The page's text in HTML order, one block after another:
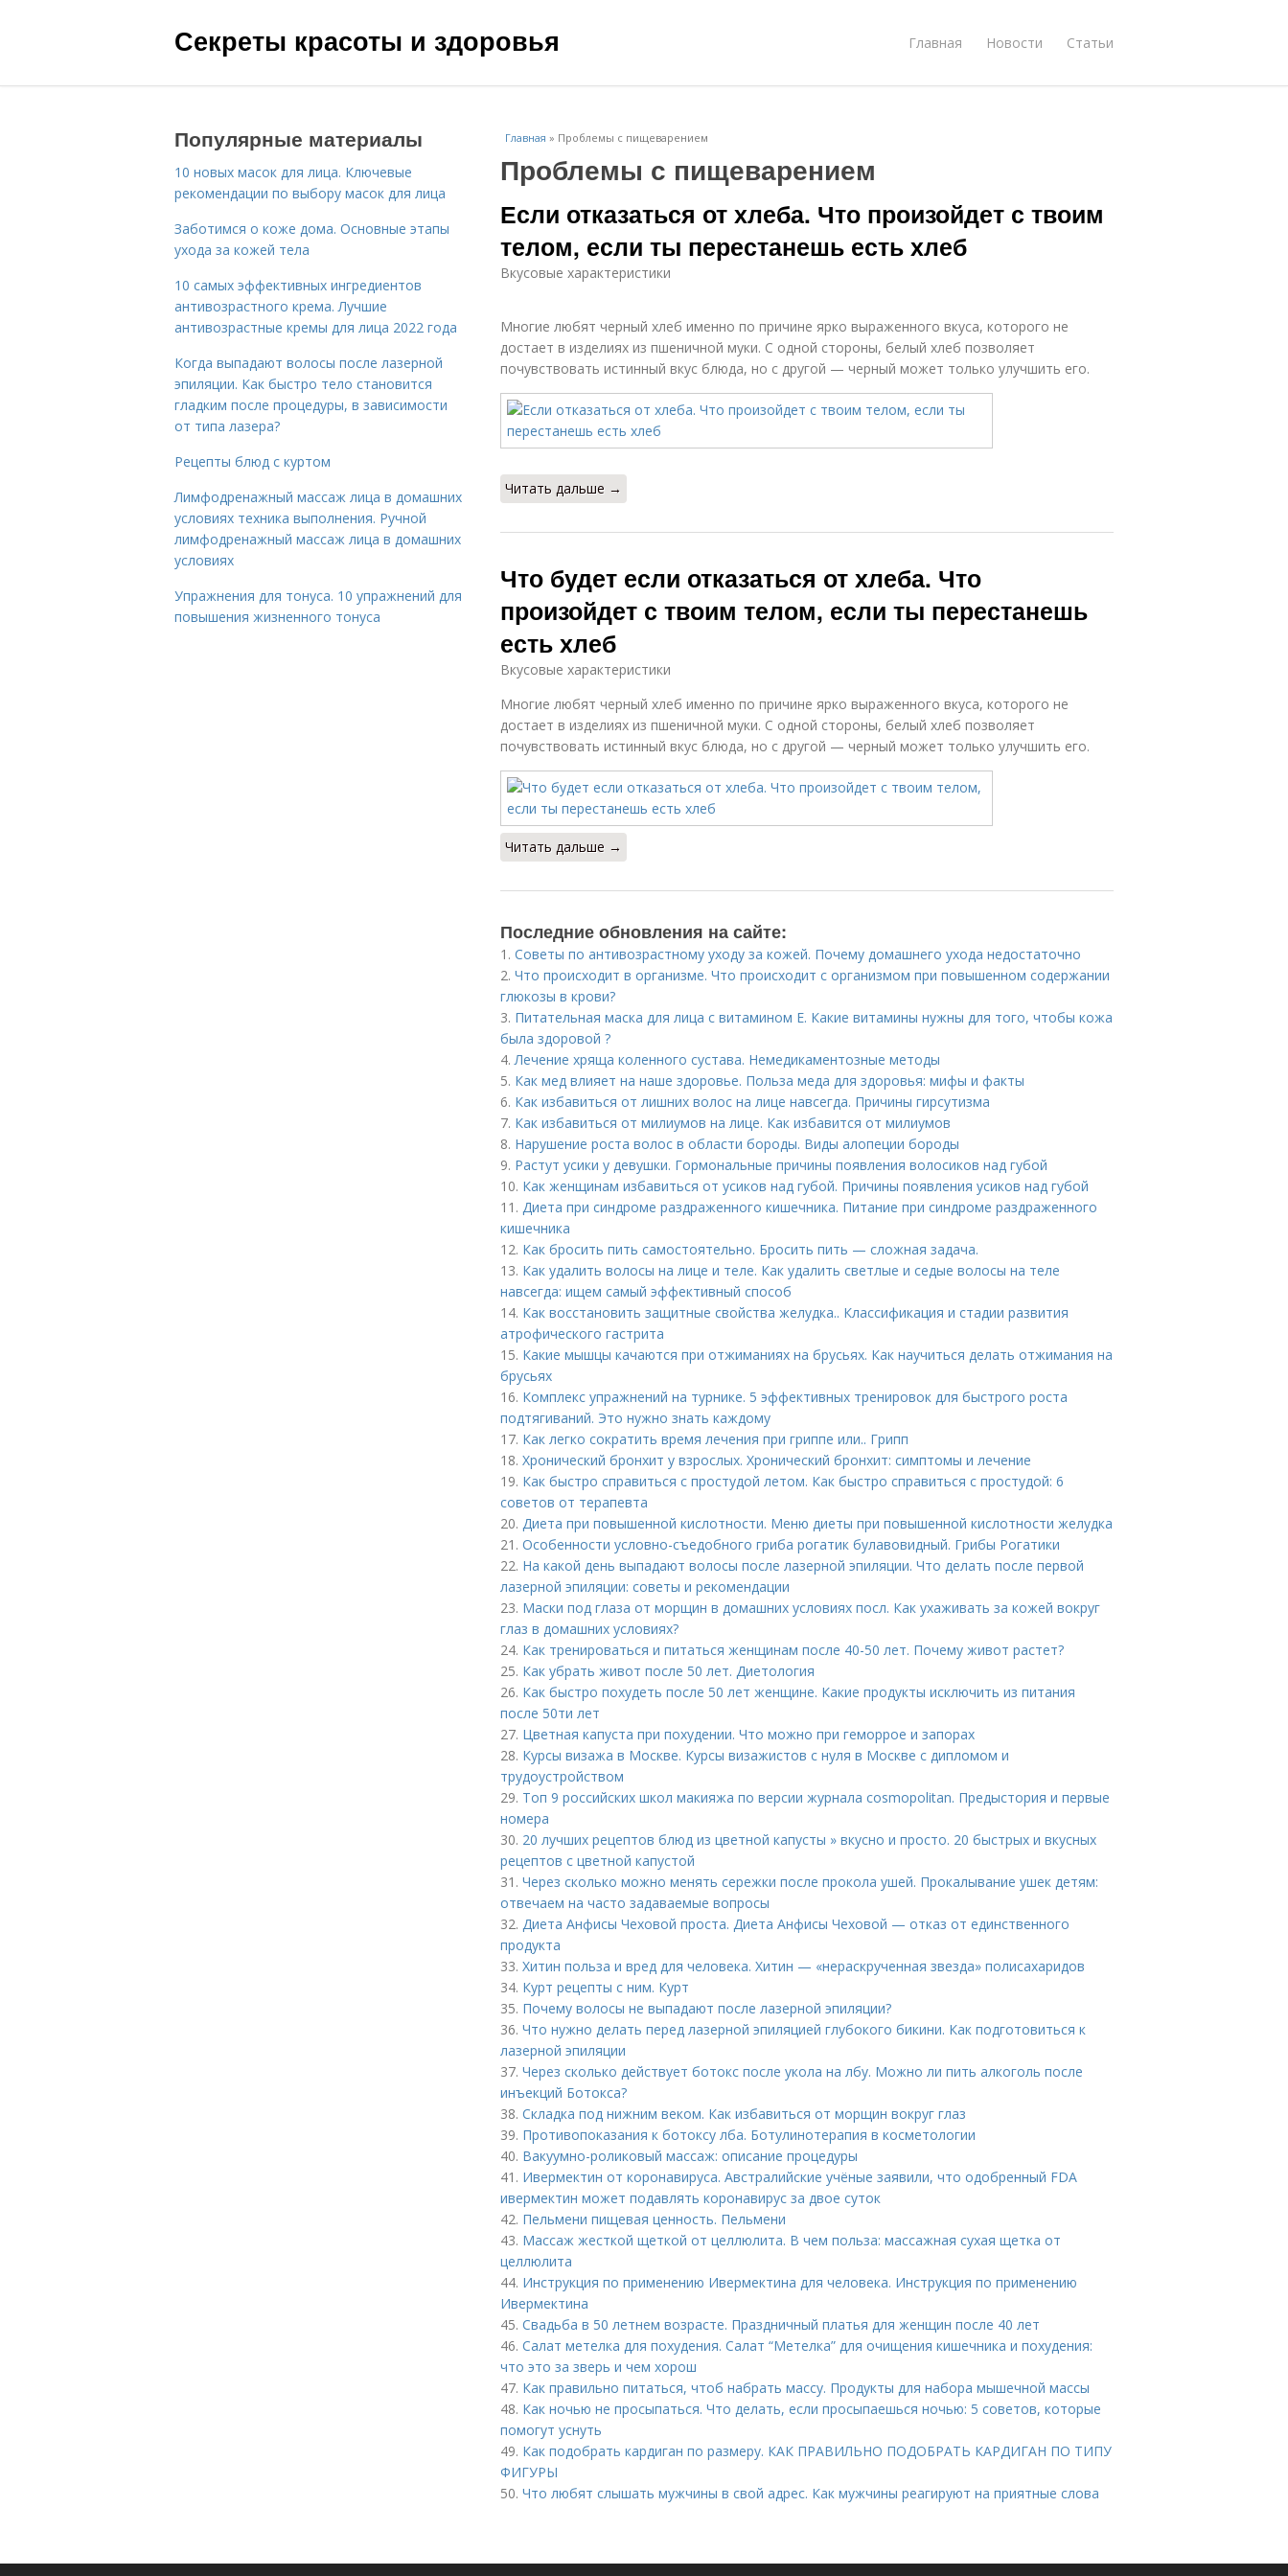
Секреты красоты и здоровья Главная Новости Статьи
Главная » Проблемы с пищеварением
Проблемы с пищеварением
Если отказаться от хлеба. Что произойдет с твоим
телом, если ты перестанешь есть хлеб
Вкусовые характеристики
Многие любят черный хлеб именно по причине ярко выраженного вкуса, которого не
достает в изделиях из пшеничной муки. С одной стороны, белый хлеб позволяет
почувствовать истинный вкус блюда, но с другой — черный может только улучшить его.
Читать дальше →
Что будет если отказаться от хлеба. Что
произойдет с твоим телом, если ты перестанешь
есть хлеб
Вкусовые характеристики
Многие любят черный хлеб именно по причине ярко выраженного вкуса, которого не
достает в изделиях из пшеничной муки. С одной стороны, белый хлеб позволяет
почувствовать истинный вкус блюда, но с другой — черный может только улучшить его.
Читать дальше →
Последние обновления на сайте:
1. Советы по антивозрастному уходу за кожей. Почему домашнего ухода недостаточно
2. Что происходит в организме. Что происходит с организмом при повышенном содержании
глюкозы в крови?
3. Питательная маска для лица с витамином Е. Какие витамины нужны для того, чтобы кожа
была здоровой ?
4.Лечение хряща коленного сустава. Немедикаментозные методы
5. Как мед влияет на наше здоровье. Польза меда для здоровья: мифы и факты
6. Как избавиться от лишних волос на лице навсегда. Причины гирсутизма
7. Как избавиться от милиумов на лице. Как избавится от милиумов
8. Нарушение роста волос в области бороды. Виды алопеции бороды
9. Растут усики у девушки. Гормональные причины появления волосиков над губой
10. Как женщинам избавиться от усиков над губой. Причины появления усиков над губой
11. Диета при синдроме раздраженного кишечника. Питание при синдроме раздраженного
кишечника
12. Как бросить пить самостоятельно. Бросить пить — сложная задача.
13. Как удалить волосы на лице и теле. Как удалить светлые и седые волосы на теле
навсегда: ищем самый эффективный способ
14. Как восстановить защитные свойства желудка.. Классификация и стадии развития
атрофического гастрита
15. Какие мышцы качаются при отжиманиях на брусьях. Как научиться делать отжимания на
брусьях
16. Комплекс упражнений на турнике. 5 эффективных тренировок для быстрого роста
подтягиваний. Это нужно знать каждому
17. Как легко сократить время лечения при гриппе или.. Грипп
18. Хронический бронхит у взрослых. Хронический бронхит: симптомы и лечение
19. Как быстро справиться с простудой летом. Как быстро справиться с простудой: 6
советов от терапевта
20. Диета при повышенной кислотности. Меню диеты при повышенной кислотности желудка
21. Особенности условно-съедобного гриба рогатик булавовидный. Грибы Рогатики
22. На какой день выпадают волосы после лазерной эпиляции. Что делать после первой
лазерной эпиляции: советы и рекомендации
23. Маски под глаза от морщин в домашних условиях посл. Как ухаживать за кожей вокруг
глаз в домашних условиях?
24. Как тренироваться и питаться женщинам после 40-50 лет. Почему живот растет?
25. Как убрать живот после 50 лет. Диетология
26. Как быстро похудеть после 50 лет женщине. Какие продукты исключить из питания
после 50ти лет
27. Цветная капуста при похудении. Что можно при геморрое и запорах
28. Курсы визажа в Москве. Курсы визажистов с нуля в Москве с дипломом и
трудоустройством
29. Топ 9 российских школ макияжа по версии журнала cosmopolitan. Предыстория и первые
номера
30. 20 лучших рецептов блюд из цветной капусты » вкусно и просто. 20 быстрых и вкусных
рецептов с цветной капустой
31. Через сколько можно менять сережки после прокола ушей. Прокалывание ушек детям:
отвечаем на часто задаваемые вопросы
32. Диета Анфисы Чеховой проста. Диета Анфисы Чеховой — отказ от единственного
продукта
33. Хитин польза и вред для человека. Хитин — «нераскрученная звезда» полисахаридов
34. Курт рецепты с ним. Курт
35. Почему волосы не выпадают после лазерной эпиляции?
36. Что нужно делать перед лазерной эпиляцией глубокого бикини. Как подготовиться к
лазерной эпиляции
37. Через сколько действует ботокс после укола на лбу. Можно ли пить алкоголь после
инъекций Ботокса?
38. Складка под нижним веком. Как избавиться от морщин вокруг глаз
39. Противопоказания к ботоксу лба. Ботулинотерапия в косметологии
40. Вакуумно-роликовый массаж: описание процедуры
41. Ивермектин от коронавируса. Австралийские учёные заявили, что одобренный FDA
ивермектин может подавлять коронавирус за двое суток
42. Пельмени пищевая ценность. Пельмени
43. Массаж жесткой щеткой от целлюлита. В чем польза: массажная сухая щетка от
целлюлита
44. Инструкция по применению Ивермектина для человека. Инструкция по применению
Ивермектина
45. Свадьба в 50 летнем возрасте. Праздничный платья для женщин после 40 лет
46. Салат метелка для похудения. Салат “Метелка” для очищения кишечника и похудения:
что это за зверь и чем хорош
47. Как правильно питаться, чтоб набрать массу. Продукты для набора мышечной массы
48. Как ночью не просыпаться. Что делать, если просыпаешься ночью: 5 советов, которые
помогут уснуть
49. Как подобрать кардиган по размеру. КАК ПРАВИЛЬНО ПОДОБРАТЬ КАРДИГАН ПО ТИПУ
ФИГУРЫ
50. Что любят слышать мужчины в свой адрес. Как мужчины реагируют на приятные слова
Популярные материалы
10 новых масок для лица. Ключевые
рекомендации по выбору масок для лица
Заботимся о коже дома. Основные этапы
ухода за кожей тела
10 самых эффективных ингредиентов
антивозрастного крема. Лучшие
антивозрастные кремы для лица 2022 года
Когда выпадают волосы после лазерной
эпиляции. Как быстро тело становится
гладким после процедуры, в зависимости
от типа лазера?
Рецепты блюд с куртом
Лимфодренажный массаж лица в домашних
условиях техника выполнения. Ручной
лимфодренажный массаж лица в домашних
условиях
Упражнения для тонуса. 10 упражнений для
повышения жизненного тонуса